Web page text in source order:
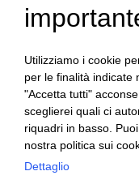
Utilizziamo i cookie
per le finalità indicate
"Accetta tutti"
sceglierei quali ci
riquadri in basso.
nostra politica sui
Dettaglio